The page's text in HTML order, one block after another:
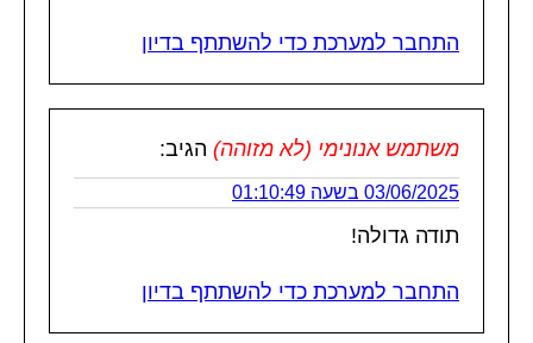
התחבר למערכת כדי להשתתף בדיון
משתמש אנונימי (לא מזוהה) הגיב:
03/06/2025 בשעה 01:10:49
תודה גדולה!
התחבר למערכת כדי להשתתף בדיון